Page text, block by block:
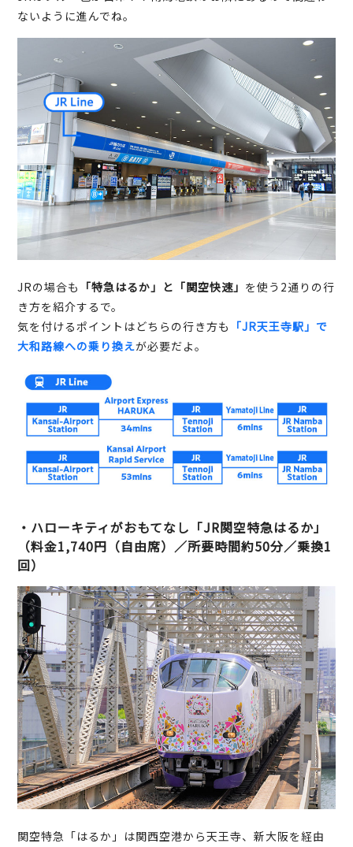
ないように進んでね。
JRの場合も 「特急はるか」と「関空快速」 を使う2通りの行
き方を紹介するで。
気を付けるポイントはどちらの行き方も 「JR天王寺駅」で
大和路線への乗り換えが必要だよ。
・ハローキティがおもてなし「JR関空特急はるか」
（料金1,740円（自由席）／所要時間約50分／乗換1
回）
関空特急「はるか」は関西空港から天王寺、新大阪を経由